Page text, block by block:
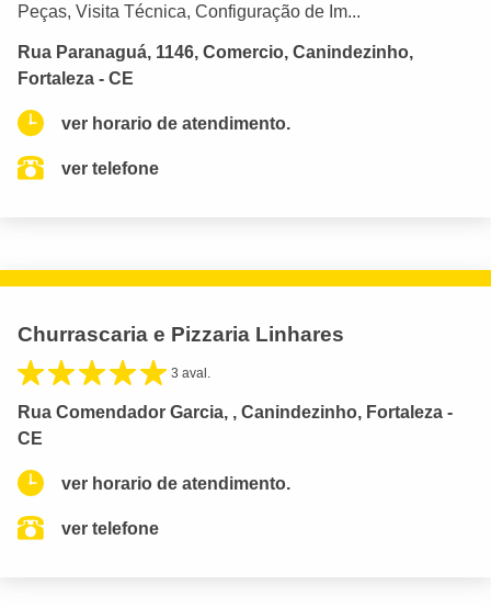
Peças, Visita Técnica, Configuração de Im...
Rua Paranaguá, 1146, Comercio, Canindezinho,
Fortaleza - CE
ver horario de atendimento.
ver telefone
Churrascaria e Pizzaria Linhares
3 aval.
Rua Comendador Garcia, , Canindezinho, Fortaleza -
CE
ver horario de atendimento.
ver telefone